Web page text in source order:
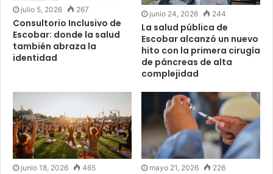
julio 5, 2026 267
Consultorio Inclusivo de
Escobar: donde la salud
también abraza la
identidad
junio 24, 2026 244
La salud pública de
Escobar alcanzó un nuevo
hito con la primera cirugía
de páncreas de alta
complejidad
junio 18, 2026 465 mayo 21, 2026 226